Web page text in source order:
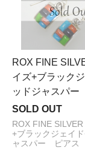
ROX FINE
イズ+ブラック
ッドジャスパー
SOLD OUT
ROX FINE
+ブラックジェイ
ャスパー ピアス